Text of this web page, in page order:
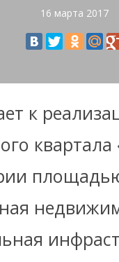
16 марта 2017
к
квартала